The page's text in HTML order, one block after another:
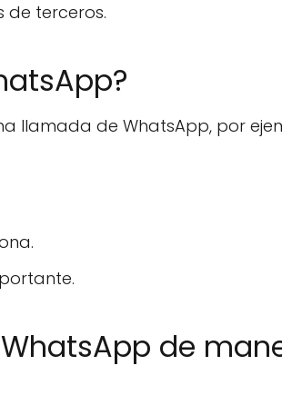
de terceros.
llamada de WhatsApp, por
de